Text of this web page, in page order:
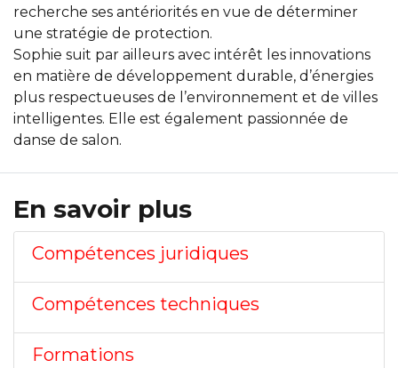
recherche ses antériorités en vue de déterminer
une stratégie de protection.
Sophie suit par ailleurs avec intérêt les innovations
en matière de développement durable, d’énergies
plus respectueuses de l’environnement et de villes
intelligentes. Elle est également passionnée de
danse de salon.
En savoir plus
Compétences juridiques
Compétences techniques
Formations